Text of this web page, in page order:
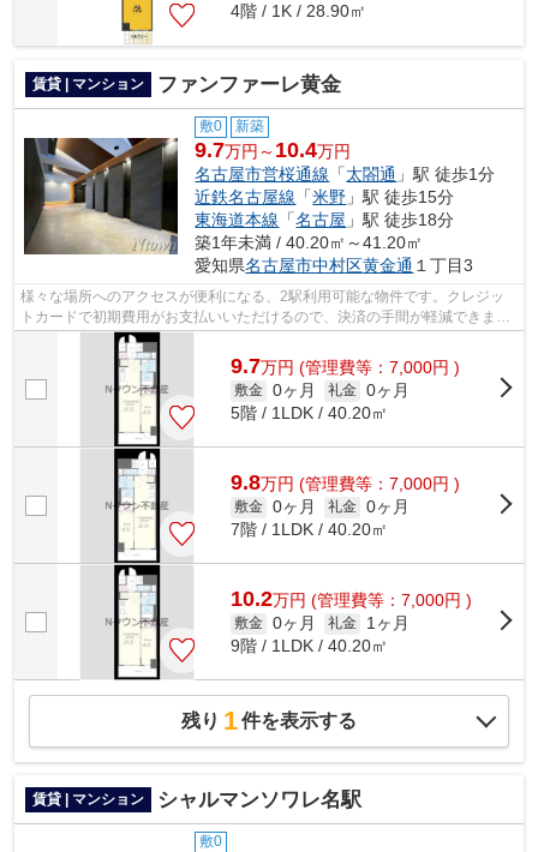
4階 / 1K / 28.90㎡
賃貸 | マンション ファンファーレ黄金
敷0 新築
9.7万円～ 10.4万円
名古屋市営桜通線 「太閤通 」駅 徒歩1分
近鉄名古屋線 「米野 」駅 徒歩15分
東海道本線 「名古屋 」駅 徒歩18分
築1年未満 / 40.20㎡～41.20㎡
愛知県名古屋市中村区黄金通 １丁目3
様々な場所へのアクセスが便利になる、2駅利用可能な物件です。クレジッ
トカードで初期費用がお支払いいただけるので、決済の手間が軽減できま
す。当物件は空家ですので、内覧もスムー...
9.7万円 (管理費等：7,000円 )
敷金 0ヶ月 礼金 0ヶ月
5階 / 1LDK / 40.20㎡
9.8万円 (管理費等：7,000円 )
敷金 0ヶ月 礼金 0ヶ月
7階 / 1LDK / 40.20㎡
10.2万円 (管理費等：7,000円 )
敷金 0ヶ月 礼金
1ヶ月
9階 / 1LDK / 40.20㎡
残り 1件を表示する
賃貸 | マンション シャルマンソワレ名駅
敷0